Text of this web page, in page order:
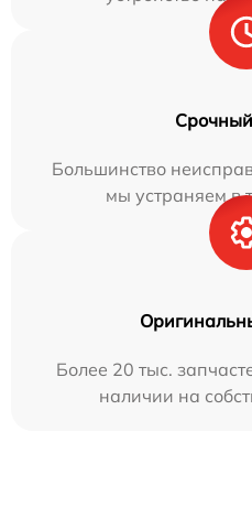
Большинство
мы устраняем в
Более 20 тыс.
наличии на